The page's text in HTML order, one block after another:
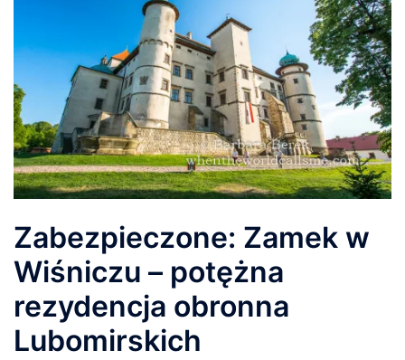
Zabezpieczone: Zamek w
Wiśniczu – potężna
rezydencja obronna
Lubomirskich